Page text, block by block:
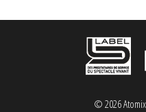
© 2026